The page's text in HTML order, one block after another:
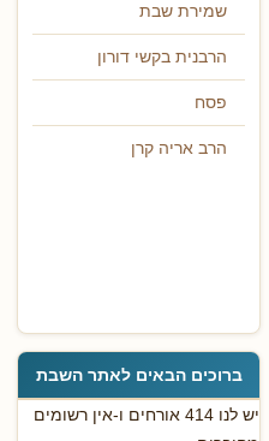
שמירת שבת
הרבנית בקשי דורון
פסח
הרב אריה קרן
ברוכים הבאים לאתר השבת
יש לנו 414 אורחים ו-אין רשומים